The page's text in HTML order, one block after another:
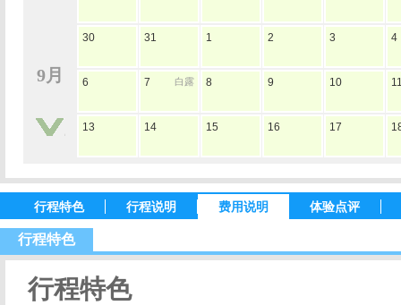
9月
30 31 1 2 3 4
6 7 白露 8 9 10
13 14 15 16 17
行程特色 行程说明 费用说明 体验点评
行程特色
行程特色